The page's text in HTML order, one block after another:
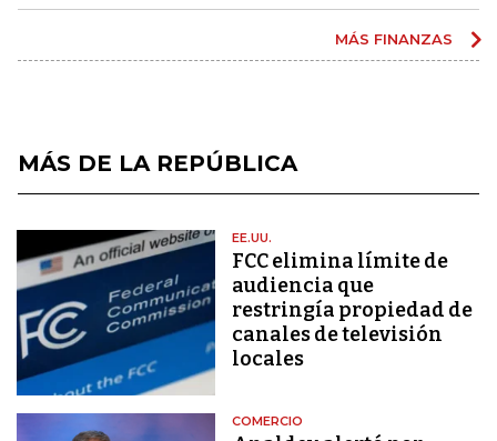
MÁS FINANZAS
MÁS DE LA REPÚBLICA
EE.UU.
FCC elimina límite de
audiencia que
restringía propiedad de
canales de televisión
locales
COMERCIO